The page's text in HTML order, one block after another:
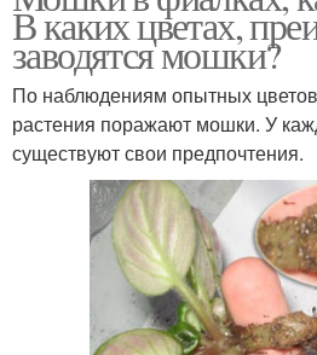
В каких цветах,
заводятся мошки?
По наблюдениям опытных
растения поражают мошки. У
существуют свои предпочтения.